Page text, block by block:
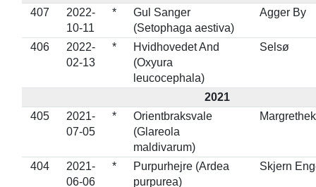
407
2022-
10-11
*
Gul Sanger
(Setophaga aestiva)
Agger By
406
2022-
02-13
*
Hvidhovedet And
(Oxyura
leucocephala)
Selsø
2021
405
2021-
07-05
*
Orientbraksvale
(Glareola
maldivarum)
404
2021-
06-06
*
Purpurhejre (Ardea
purpurea)
Skjern